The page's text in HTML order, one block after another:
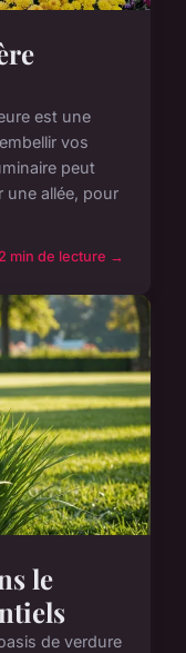
est une
vos
peut
une allée, pour
2 min de lecture →
le
de verdure